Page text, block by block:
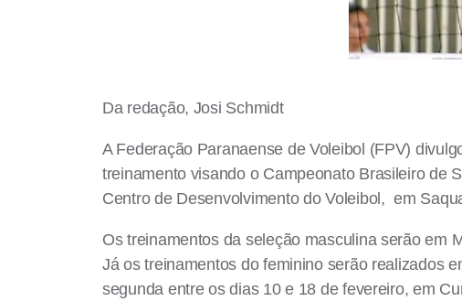
Da redação, Josi Schmidt
A Federação Paranaense de Voleibol (FPV)
treinamento visando o Campeonato Brasileiro de
Centro de Desenvolvimento do Voleibol, em
Os treinamentos da seleção masculina serão em
Já os treinamentos do feminino serão realizados
segunda entre os dias 10 e 18 de fevereiro, em